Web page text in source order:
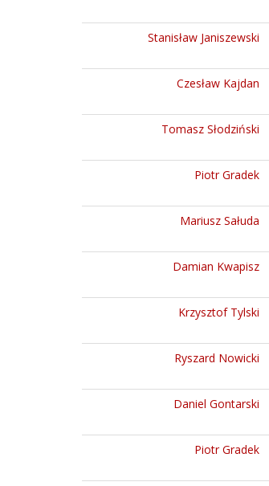
Stanisław Janiszewski
Czesław Kajdan
Tomasz Słodziński
Piotr Gradek
Mariusz Sałuda
Damian Kwapisz
Krzysztof Tylski
Ryszard Nowicki
Daniel Gontarski
Piotr Gradek